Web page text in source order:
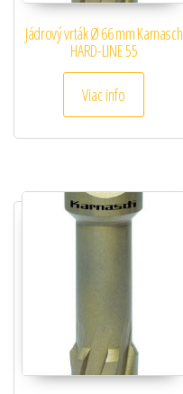
Jádrový vrták Ø 66 mm Karnasch
HARD-LINE 55
Viac info